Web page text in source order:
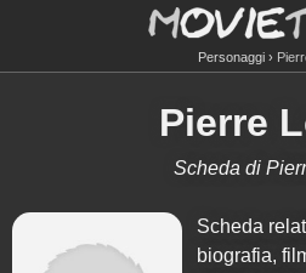
Personaggi
Pierre
Scheda di
Scheda
biografia,